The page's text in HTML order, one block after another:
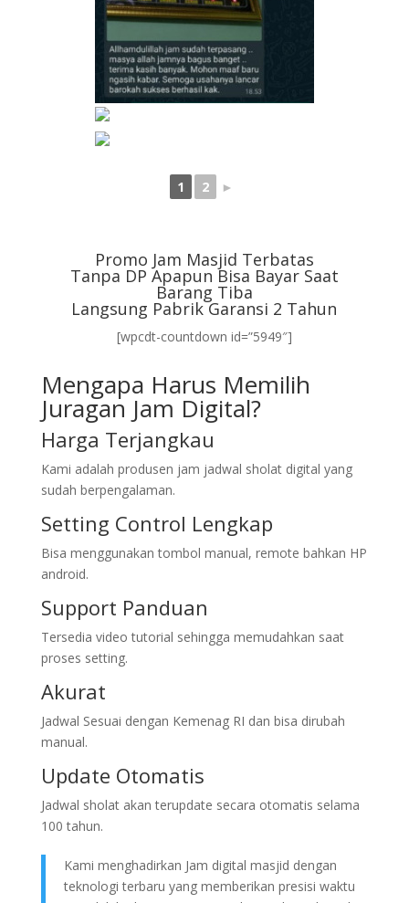
1 2 ►
Promo Jam Masjid Terbatas
Tanpa DP Apapun Bisa Bayar Saat
Barang Tiba
Langsung Pabrik Garansi 2 Tahun
[wpcdt-countdown id=”5949″]
Mengapa Harus Memilih
Juragan Jam Digital?
Harga Terjangkau
Kami adalah produsen jam jadwal sholat digital yang
sudah berpengalaman.
Setting Control Lengkap
Bisa menggunakan tombol manual, remote bahkan HP
android.
Support Panduan
Tersedia video tutorial sehingga memudahkan saat
proses setting.
Akurat
Jadwal Sesuai dengan Kemenag RI dan bisa dirubah
manual.
Update Otomatis
Jadwal sholat akan terupdate secara otomatis selama
100 tahun.
Kami menghadirkan Jam digital masjid dengan
teknologi terbaru yang memberikan presisi waktu